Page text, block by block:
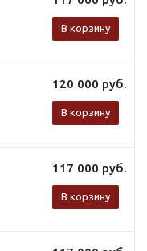
В корзину
120 000 руб.
В корзину
117 000 руб.
В корзину